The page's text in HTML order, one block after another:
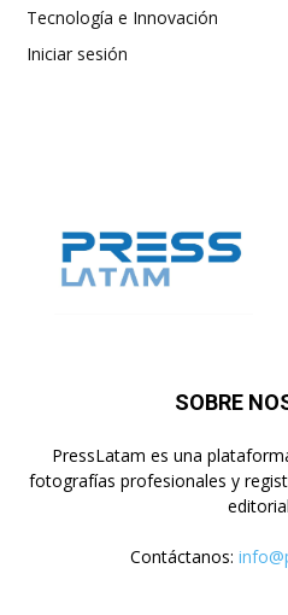
Tecnología e Innovación
Iniciar sesión
SOBRE
PressLatam es una
fotografías profesionales y
Contáctanos: